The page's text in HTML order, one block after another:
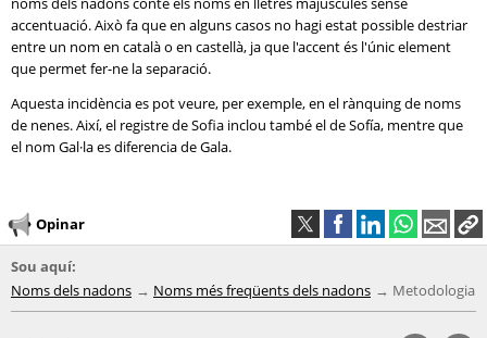
accentuació. Això fa que en alguns casos no hagi estat possible destriar
entre un nom en català o en castellà, ja que l'accent és l'únic element
que permet fer-ne la separació.
Aquesta incidència es pot veure, per exemple, en el rànquing de noms
de nenes. Així, el registre de Sofia inclou també el de Sofía, mentre que
el nom Gal·la es diferencia de Gala.
Opinar
Sou aquí:
Noms dels nadons
Noms més freqüents dels nadons Metodologia